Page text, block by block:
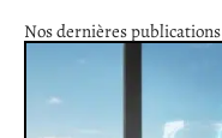
Nos dernières publications